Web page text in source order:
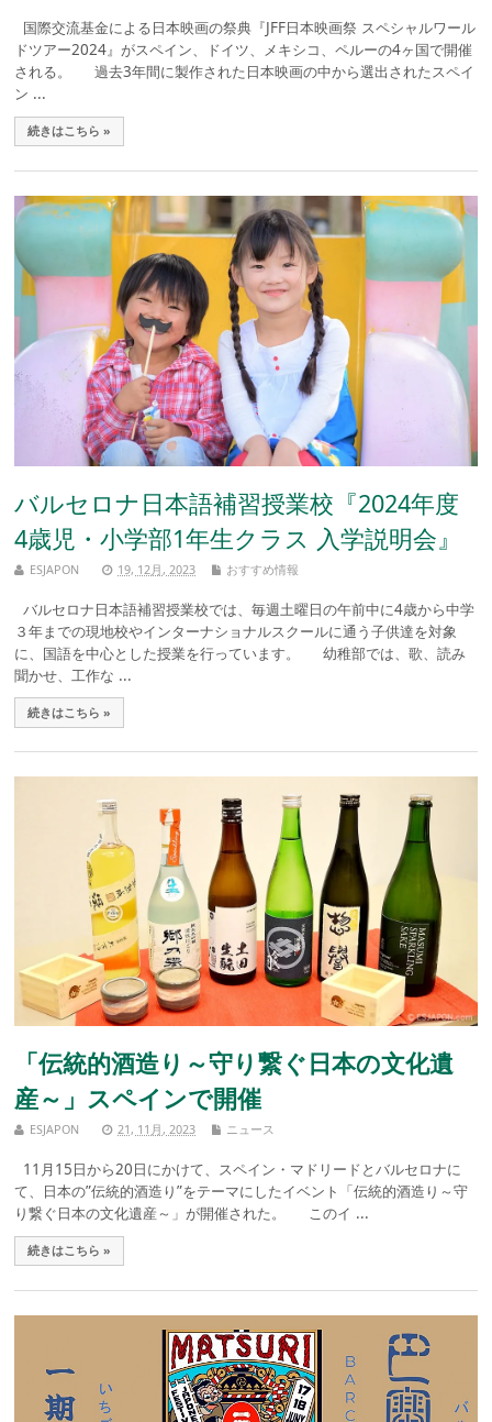
国際交流基金による日本映画の祭典『JFF日本映画祭 スペシャルワール
ドツアー2024』がスペイン、ドイツ、メキシコ、ペルーの4ヶ国で開催
される。 過去3年間に製作された日本映画の中から選出されたスペイ
ン ...
続きはこちら »
バルセロナ日本語補習授業校『2024年度
4歳児・小学部1年生クラス 入学説明会』
ESJAPON 19, 12月, 2023 おすすめ情報
バルセロナ日本語補習授業校では、毎週土曜日の午前中に4歳から中学
３年までの現地校やインターナショナルスクールに通う子供達を対象
に、国語を中心とした授業を行っています。 幼稚部では、歌、読み
聞かせ、工作な ...
続きはこちら »
「伝統的酒造り～守り繋ぐ日本の文化遺
産～」スペインで開催
ESJAPON 21, 11月, 2023 ニュース
11月15日から20日にかけて、スペイン・マドリードとバルセロナに
て、日本の”伝統的酒造り”をテーマにしたイベント「伝統的酒造り～守
り繋ぐ日本の文化遺産～」が開催された。 このイ ...
続きはこちら »